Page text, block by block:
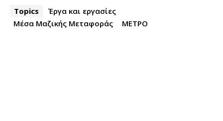
Topics
Έργα και εργασίες
Μέσα Μαζικής Μεταφοράς
ΜΕΤΡΟ